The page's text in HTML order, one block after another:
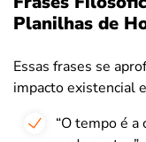
Planilhas de
Essas frases se
impacto existencial
“O tempo é